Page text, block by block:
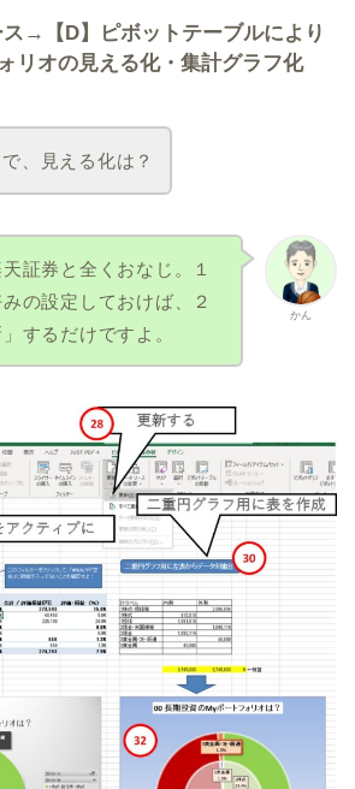
ス→【D】ピボットテーブルにより
リオの見える化・集計グラフ化
、見える化は？
かん
証券と全くおなじ。１
の設定しておけば、２
するだけですよ。